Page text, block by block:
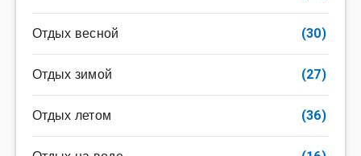
Отдых весной (30)
Отдых зимой (27)
Отдых летом (36)